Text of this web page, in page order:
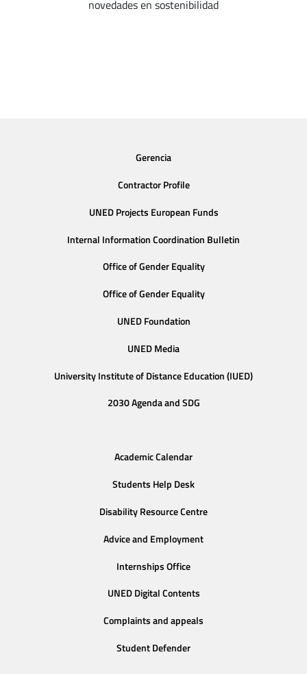
novedades en sostenibilidad
Gerencia
Contractor Profile
UNED Projects European Funds
Internal Information Coordination Bulletin
Office of Gender Equality
Office of Gender Equality
UNED Foundation
UNED Media
University Institute of Distance Education (IUED)
2030 Agenda and SDG
Academic Calendar
Students Help Desk
Disability Resource Centre
Advice and Employment
Internships Office
UNED Digital Contents
Complaints and appeals
Student Defender